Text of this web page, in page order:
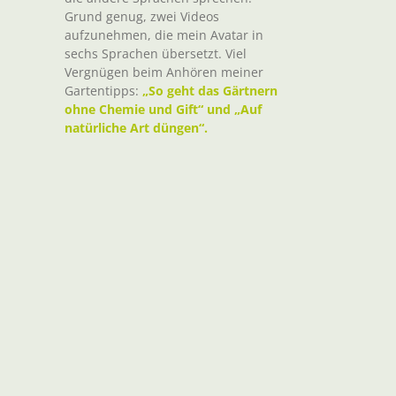
Grund genug, zwei Videos
aufzunehmen, die mein Avatar in
sechs Sprachen übersetzt. Viel
Vergnügen beim Anhören meiner
Gartentipps: „So geht das Gärtnern
ohne Chemie und Gift“ und „Auf
natürliche Art düngen“.